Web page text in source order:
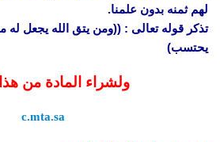
لهم ثمنه بدون علمنا.
تذكر قوله تعالى : ((ومن يتق الله يجعل
يحتسب)
ولشراء المادة من
c.mta.sa